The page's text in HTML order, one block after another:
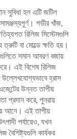
সুবিধা হল এটি জটিল
গভীর খাঁজ,
রিলিজ সিস্টেমগুলি
বা মোল্ডে ক্ষতি হয়।
সমান আবরণ বজায়
এই বিশেষ রিলিজ
উল্লেখযোগ্যভাবে হ্রাস
উন্নত তাপীয়
প্রদান করে, পুনরায়
আনে। এই তাপীয়
পর্যায়েও, যখন
বৈশিষ্ট্যগুলি কার্যকর